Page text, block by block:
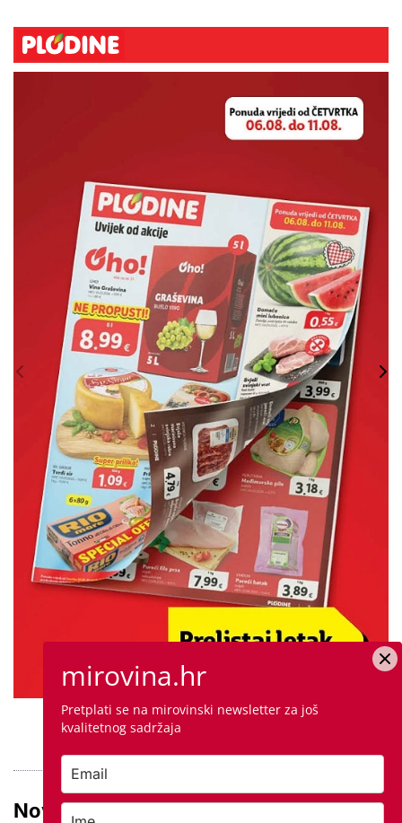
PROVJERITE PONUDU
Novosti
mirovina.hr
Pretplati se na mirovinski newsletter za još
kvalitetnog sadržaja